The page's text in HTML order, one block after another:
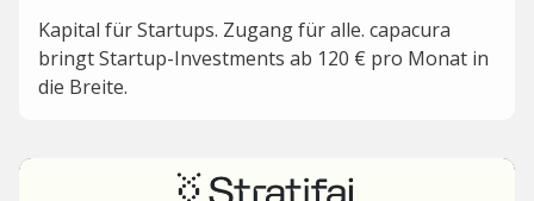
Kapital für Startups. Zugang für alle. capacura
bringt Startup-Investments ab 120 € pro Monat in
die Breite.